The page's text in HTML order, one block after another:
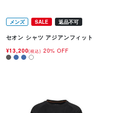
メンズ SALE 返品不可
セオン シャツ アジアンフィット
¥13,200(税込) 20% OFF